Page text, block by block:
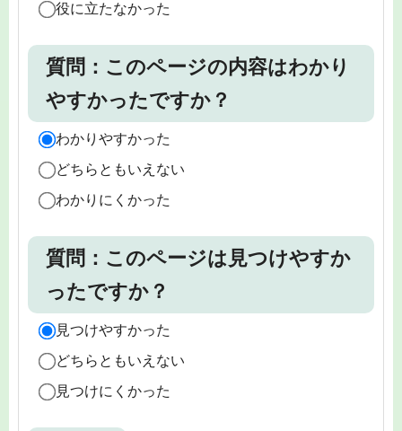
役に立たなかった
質問：このページの内容はわかり
やすかったですか？
わかりやすかった
どちらともいえない
わかりにくかった
質問：このページは見つけやすか
ったですか？
見つけやすかった
どちらともいえない
見つけにくかった